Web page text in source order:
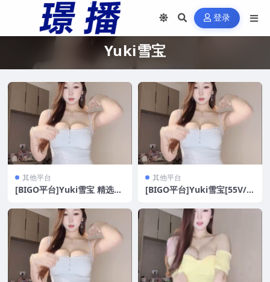
登录
Yuki雪宝
其他平台
[BIGO平台]Yuki雪宝 精选直
其他平台
[BIGO平台]Yuki雪宝[55V/9